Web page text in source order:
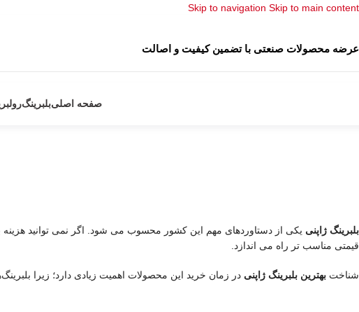
Skip to navigation Skip to main content
عرضه محصولات صنعتی با تضمین کیفیت و اصالت
صفحه اصلیبلبرینگ
بلبرینگ ژاپنی یکی از دستاوردهای مهم این کشور محسوب می شود. اگر نمی توانید هزینه
قیمتی مناسب تر راه می اندازد.
شناخت بهترین بلبرینگ ژاپنی در زمان خرید این محصولات اهمیت زیادی دارد؛ زیرا